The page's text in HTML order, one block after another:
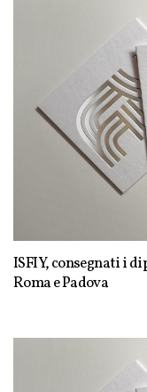
ISFIY, consegnati i
Roma e Padova